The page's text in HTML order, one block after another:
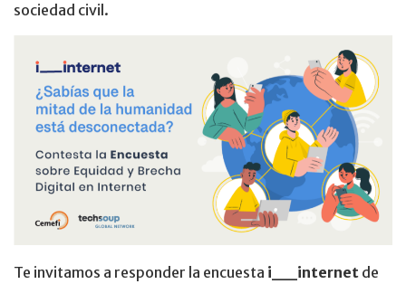
sociedad civil.
Te invitamos a responder la encuesta i__internet de